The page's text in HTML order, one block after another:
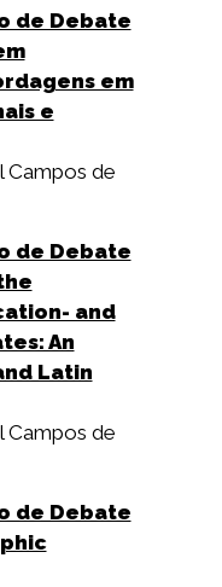
de Debate
em
e
Campos de
de Debate
and
An
Latin
Campos de
de Debate